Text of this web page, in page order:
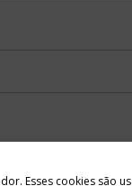
Esses cookies são